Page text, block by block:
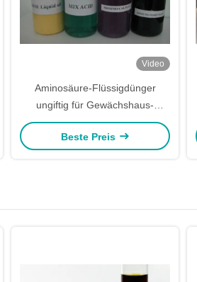
Video
Aminosäure-Flüssigdünger
ungiftig für Gewächshaus-
Gemüse
Beste Preis